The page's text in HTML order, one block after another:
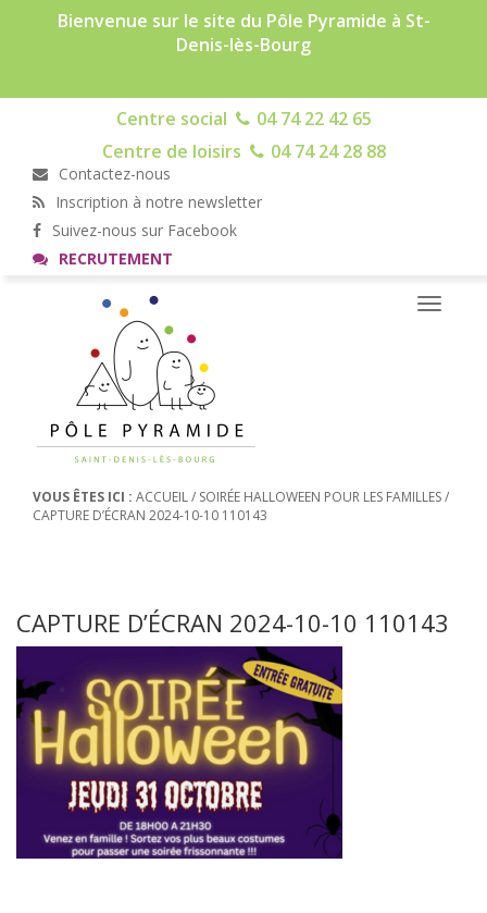
Bienvenue sur le site du Pôle Pyramide à St-
Denis-lès-Bourg
Centre social
04 74 22 42 65
Centre de loisirs
04 74 24 28 88
Contactez-nous
Inscription à notre newsletter
Suivez-nous sur Facebook
RECRUTEMENT
Toggle
VOUS ÊTES ICI : ACCUEIL/ SOIRÉE HALLOWEEN POUR LES FAMILLES/
CAPTURE D’ÉCRAN 2024-10-10 110143
CAPTURE D’ÉCRAN 2024-10-10 110143